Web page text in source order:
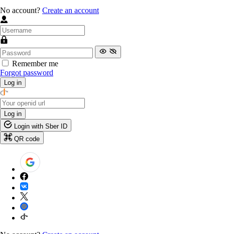
No account? Create an account
Remember me
Forgot password
Log in
Log in
Login with Sber ID
QR code